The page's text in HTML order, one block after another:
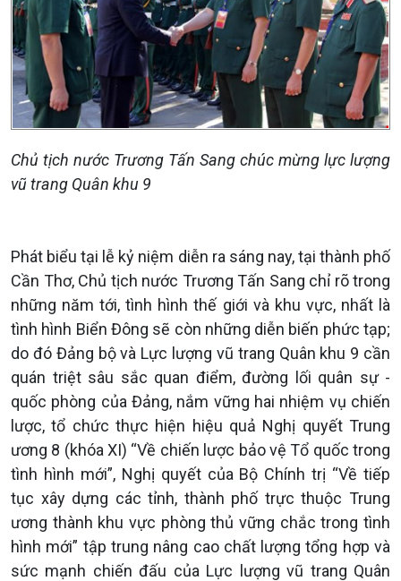
Chủ tịch nước Trương Tấn Sang chúc mừng lực lượng
vũ trang Quân khu 9
Phát biểu tại lễ kỷ niệm diễn ra sáng nay, tại thành phố
Cần Thơ, Chủ tịch nước Trương Tấn Sang chỉ rõ trong
những năm tới, tình hình thế giới và khu vực, nhất là
tình hình Biển Đông sẽ còn những diễn biến phức tạp;
do đó Đảng bộ và Lực lượng vũ trang Quân khu 9 cần
quán triệt sâu sắc quan điểm, đường lối quân sự -
quốc phòng của Đảng, nắm vững hai nhiệm vụ chiến
lược, tổ chức thực hiện hiệu quả Nghị quyết Trung
ương 8 (khóa XI) “Về chiến lược bảo vệ Tổ quốc trong
tình hình mới”, Nghị quyết của Bộ Chính trị “Về tiếp
tục xây dựng các tỉnh, thành phố trực thuộc Trung
ương thành khu vực phòng thủ vững chắc trong tình
hình mới” tập trung nâng cao chất lượng tổng hợp và
sức mạnh chiến đấu của Lực lượng vũ trang Quân